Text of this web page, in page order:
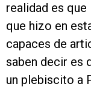
realidad es
que hizo en
capaces de
saben decir es
un plebiscito a